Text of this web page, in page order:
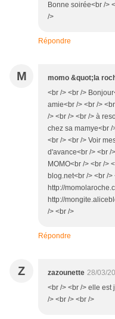
Bonne soirée<br />
/>
Répondre
M momo &quot;la
<br /> <br />
amie<br /> <br />
/> <br /> <br /> à
chez sa mamye<br
<br /> <br /> Voir
d'avance<br /> <br /
MOMO<br /> <br />
blog.net<br /> <br />
http://
http://
/> <br />
Répondre
Z zazounette 28/03/
<br /> <br /> elle est
/> <br /> <br />